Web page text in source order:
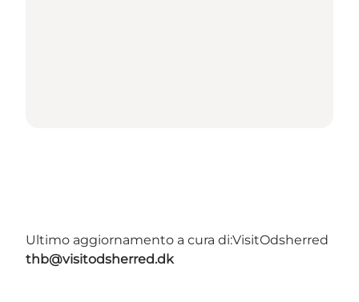
Ultimo aggiornamento a cura di:VisitOdsherred
thb@visitodsherred.dk